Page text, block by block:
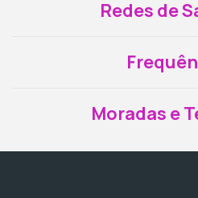
Redes de
Moradas e